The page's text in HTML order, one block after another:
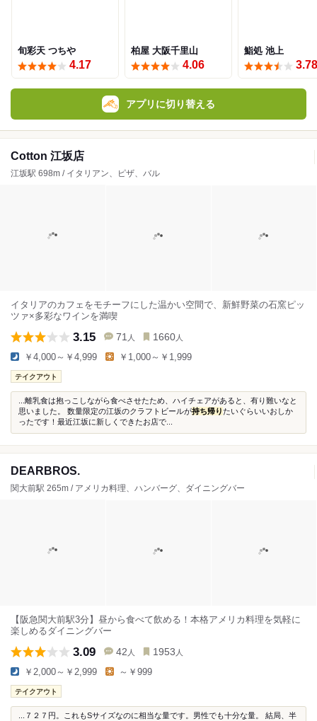
旬彩天 つちや
4.17
柏屋 大阪千里山
4.06
鮨処 池上
3.78
アプリに切り替える
Cotton 江坂店
江坂駅 698m / イタリアン、ピザ、バル
イタリアのカフェをモチーフにした温かい空間で、新鮮野菜の石窯ピッ
ツァ×多彩なワインを満喫
3.15 71 人 1660 人
￥4,000～￥4,999 ￥1,000～￥1,999
テイクアウト
...離乳食は抱っこしながら食べさせたため、ハイチェアがあると、有り難いなと
思いました。 数量限定の江坂のクラフトビールが持ち帰りたいぐらいいおしか
ったです！最近江坂に新しくできたお店で...
DEARBROS.
関大前駅 265m / アメリカ料理、ハンバーグ、ダイニングバー
【阪急関大前駅3分】昼から食べて飲める！本格アメリカ料理を気軽に
楽しめるダイニングバー
3.09 42 人 1953 人
￥2,000～￥2,999 ～￥999
テイクアウト
...７２７円。これもSサイズなのに相当な量です。男性でも十分な量。 結局、半